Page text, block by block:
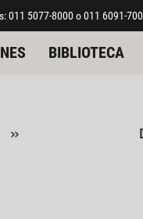
011 5077-8000 o 011 6091-
BIBLIOTECA
»